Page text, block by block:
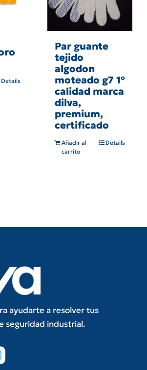
Details
Par guante
tejido
algodon
moteado g7 1º
calidad marca
dilva,
premium,
certificado
Añadir al
carrito
Details
ayudarte a resolver tus
seguridad industrial.